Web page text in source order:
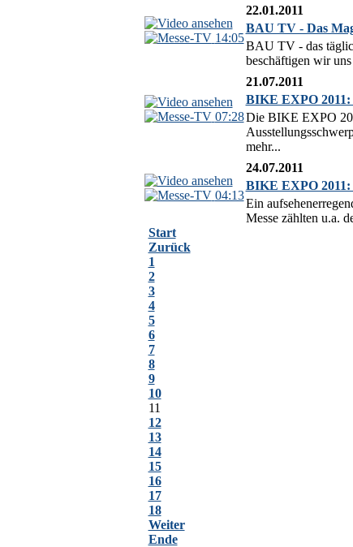
14:05
22.01.2011
BAU TV - Das
BAU TV - das
beschäftigen wir
07:28
21.07.2011
BIKE EXPO
Die BIKE EXPO
mehr...
04:13
24.07.2011
BIKE EXPO 2011:
Ein
Messe zählten u.a.
Start
Zurück
1
2
3
4
5
6
7
8
9
10
11
12
13
14
15
16
17
18
Weiter
Ende